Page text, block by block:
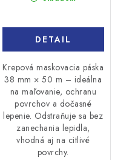
DETAIL
Krepová maskovacia páska
38 mm × 50 m – ideálna
na maľovanie, ochranu
povrchov a dočasné
lepenie. Odstraňuje sa bez
zanechania lepidla,
vhodná aj na citlivé
povrchy.